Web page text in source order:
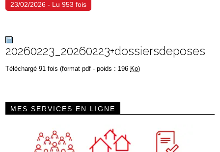
23/02/2026 - Lu 953 fois
20260223_20260223+dossiersdeposes
Téléchargé 91 fois (format pdf - poids : 196 Ko)
MES SERVICES EN LIGNE